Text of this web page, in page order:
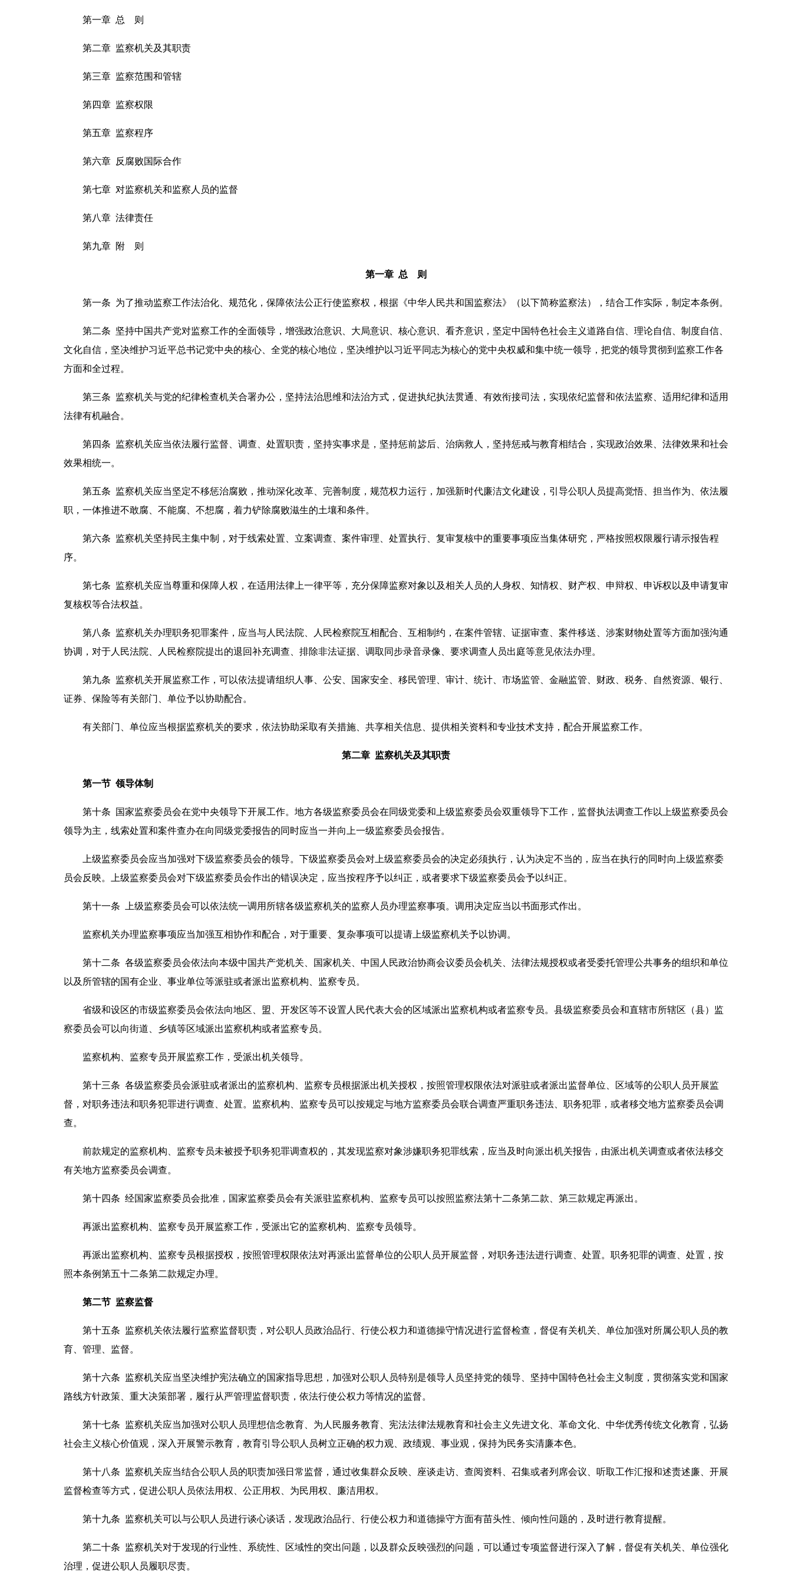
第一章 总 则
第二章 监察机关及其职责
第三章 监察范围和管辖
第四章 监察权限
第五章 监察程序
第六章 反腐败国际合作
第七章 对监察机关和监察人员的监督
第八章 法律责任
第九章 附 则
第一章 总 则
第一条 为了推动监察工作法治化、规范化，保障依法公正行使监察权，根据《中华人民共和国监察法》（以下简称监察法），结合工作实际，制定本条例。
第二条 坚持中国共产党对监察工作的全面领导，增强政治意识、大局意识、核心意识、看齐意识，坚定中国特色社会主义道路自信、理论自信、制度自信、
文化自信，坚决维护习近平总书记党中央的核心、全党的核心地位，坚决维护以习近平同志为核心的党中央权威和集中统一领导，把党的领导贯彻到监察工作各
方面和全过程。
第三条 监察机关与党的纪律检查机关合署办公，坚持法治思维和法治方式，促进执纪执法贯通、有效衔接司法，实现依纪监督和依法监察、适用纪律和适用
法律有机融合。
第四条 监察机关应当依法履行监督、调查、处置职责，坚持实事求是，坚持惩前毖后、治病救人，坚持惩戒与教育相结合，实现政治效果、法律效果和社会
效果相统一。
第五条 监察机关应当坚定不移惩治腐败，推动深化改革、完善制度，规范权力运行，加强新时代廉洁文化建设，引导公职人员提高觉悟、担当作为、依法履
职，一体推进不敢腐、不能腐、不想腐，着力铲除腐败滋生的土壤和条件。
第六条 监察机关坚持民主集中制，对于线索处置、立案调查、案件审理、处置执行、复审复核中的重要事项应当集体研究，严格按照权限履行请示报告程
序。
第七条 监察机关应当尊重和保障人权，在适用法律上一律平等，充分保障监察对象以及相关人员的人身权、知情权、财产权、申辩权、申诉权以及申请复审
复核权等合法权益。
第八条 监察机关办理职务犯罪案件，应当与人民法院、人民检察院互相配合、互相制约，在案件管辖、证据审查、案件移送、涉案财物处置等方面加强沟通
协调，对于人民法院、人民检察院提出的退回补充调查、排除非法证据、调取同步录音录像、要求调查人员出庭等意见依法办理。
第九条 监察机关开展监察工作，可以依法提请组织人事、公安、国家安全、移民管理、审计、统计、市场监管、金融监管、财政、税务、自然资源、银行、
证券、保险等有关部门、单位予以协助配合。
有关部门、单位应当根据监察机关的要求，依法协助采取有关措施、共享相关信息、提供相关资料和专业技术支持，配合开展监察工作。
第二章 监察机关及其职责
第一节 领导体制
第十条 国家监察委员会在党中央领导下开展工作。地方各级监察委员会在同级党委和上级监察委员会双重领导下工作，监督执法调查工作以上级监察委员会
领导为主，线索处置和案件查办在向同级党委报告的同时应当一并向上一级监察委员会报告。
上级监察委员会应当加强对下级监察委员会的领导。下级监察委员会对上级监察委员会的决定必须执行，认为决定不当的，应当在执行的同时向上级监察委
员会反映。上级监察委员会对下级监察委员会作出的错误决定，应当按程序予以纠正，或者要求下级监察委员会予以纠正。
第十一条 上级监察委员会可以依法统一调用所辖各级监察机关的监察人员办理监察事项。调用决定应当以书面形式作出。
监察机关办理监察事项应当加强互相协作和配合，对于重要、复杂事项可以提请上级监察机关予以协调。
第十二条 各级监察委员会依法向本级中国共产党机关、国家机关、中国人民政治协商会议委员会机关、法律法规授权或者受委托管理公共事务的组织和单位
以及所管辖的国有企业、事业单位等派驻或者派出监察机构、监察专员。
省级和设区的市级监察委员会依法向地区、盟、开发区等不设置人民代表大会的区域派出监察机构或者监察专员。县级监察委员会和直辖市所辖区（县）监
察委员会可以向街道、乡镇等区域派出监察机构或者监察专员。
监察机构、监察专员开展监察工作，受派出机关领导。
第十三条 各级监察委员会派驻或者派出的监察机构、监察专员根据派出机关授权，按照管理权限依法对派驻或者派出监督单位、区域等的公职人员开展监
督，对职务违法和职务犯罪进行调查、处置。监察机构、监察专员可以按规定与地方监察委员会联合调查严重职务违法、职务犯罪，或者移交地方监察委员会调
查。
前款规定的监察机构、监察专员未被授予职务犯罪调查权的，其发现监察对象涉嫌职务犯罪线索，应当及时向派出机关报告，由派出机关调查或者依法移交
有关地方监察委员会调查。
第十四条 经国家监察委员会批准，国家监察委员会有关派驻监察机构、监察专员可以按照监察法第十二条第二款、第三款规定再派出。
再派出监察机构、监察专员开展监察工作，受派出它的监察机构、监察专员领导。
再派出监察机构、监察专员根据授权，按照管理权限依法对再派出监督单位的公职人员开展监督，对职务违法进行调查、处置。职务犯罪的调查、处置，按
照本条例第五十二条第二款规定办理。
第二节 监察监督
第十五条 监察机关依法履行监察监督职责，对公职人员政治品行、行使公权力和道德操守情况进行监督检查，督促有关机关、单位加强对所属公职人员的教
育、管理、监督。
第十六条 监察机关应当坚决维护宪法确立的国家指导思想，加强对公职人员特别是领导人员坚持党的领导、坚持中国特色社会主义制度，贯彻落实党和国家
路线方针政策、重大决策部署，履行从严管理监督职责，依法行使公权力等情况的监督。
第十七条 监察机关应当加强对公职人员理想信念教育、为人民服务教育、宪法法律法规教育和社会主义先进文化、革命文化、中华优秀传统文化教育，弘扬
社会主义核心价值观，深入开展警示教育，教育引导公职人员树立正确的权力观、政绩观、事业观，保持为民务实清廉本色。
第十八条 监察机关应当结合公职人员的职责加强日常监督，通过收集群众反映、座谈走访、查阅资料、召集或者列席会议、听取工作汇报和述责述廉、开展
监督检查等方式，促进公职人员依法用权、公正用权、为民用权、廉洁用权。
第十九条 监察机关可以与公职人员进行谈心谈话，发现政治品行、行使公权力和道德操守方面有苗头性、倾向性问题的，及时进行教育提醒。
第二十条 监察机关对于发现的行业性、系统性、区域性的突出问题，以及群众反映强烈的问题，可以通过专项监督进行深入了解，督促有关机关、单位强化
治理，促进公职人员履职尽责。